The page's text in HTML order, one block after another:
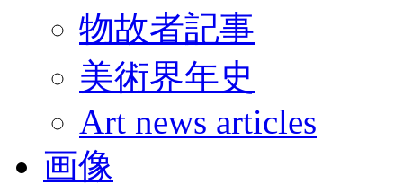
物故者記事
美術界年史
Art news articles
画像